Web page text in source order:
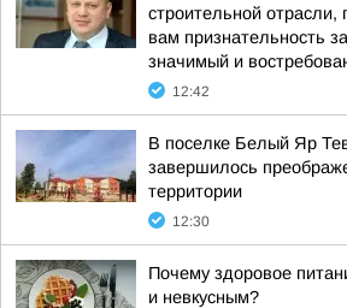
строительной отрасли,
вам признательность
значимый и
12:42
В поселке Белый Яр
завершилось
территории
12:30
Почему здоровое
и невкусным?